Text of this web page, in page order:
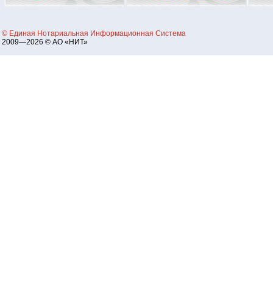
© Единая Нотариальная Информационная Система
2009—2026 © АО «НИТ»